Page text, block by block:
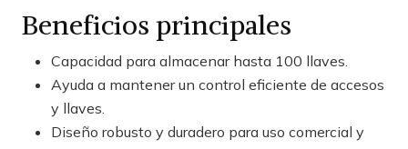
Beneficios principales
Capacidad para almacenar hasta 100 llaves.
Ayuda a mantener un control eficiente de accesos
y llaves.
Diseño robusto y duradero para uso comercial y